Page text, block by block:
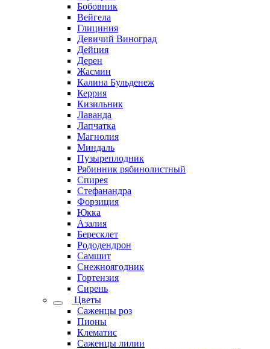
Бобовник
Вейгела
Глициния
Девичий Виноград
Дейция
Дерен
Жасмин
Калина Бульденеж
Керрия
Кизильник
Лаванда
Лапчатка
Магнолия
Миндаль
Пузыреплодник
Рябинник рябинолистный
Спирея
Стефанандра
Форзиция
Юкка
Азалия
Бересклет
Рододендрон
Самшит
Снежноягодник
Гортензия
Сирень
Цветы
Саженцы роз
Пионы
Клематис
Саженцы лилии